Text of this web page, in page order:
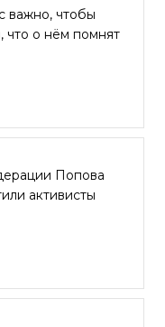
важно, чтобы
что о нём помнят
Попова
активисты